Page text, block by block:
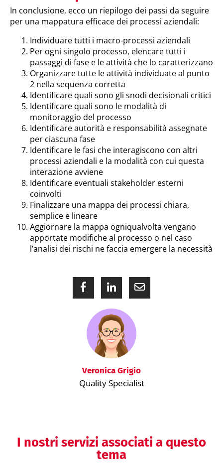
In conclusione, ecco un riepilogo dei passi da seguire
per una mappatura efficace dei processi aziendali:
Individuare tutti i macro-processi aziendali
Per ogni singolo processo, elencare tutti i
passaggi di fase e le attività che lo caratterizzano
Organizzare tutte le attività individuate al punto
2 nella sequenza corretta
Identificare quali sono gli snodi decisionali critici
Identificare quali sono le modalità di
monitoraggio del processo
Identificare autorità e responsabilità assegnate
per ciascuna fase
Identificare le fasi che interagiscono con altri
processi aziendali e la modalità con cui questa
interazione avviene
Identificare eventuali stakeholder esterni
coinvolti
Finalizzare una mappa dei processi chiara,
semplice e lineare
Aggiornare la mappa ogniqualvolta vengano
apportate modifiche al processo o nel caso
l’analisi dei rischi ne faccia emergere la necessità
Veronica Grigio
Quality Specialist
I nostri servizi associati a questo
tema